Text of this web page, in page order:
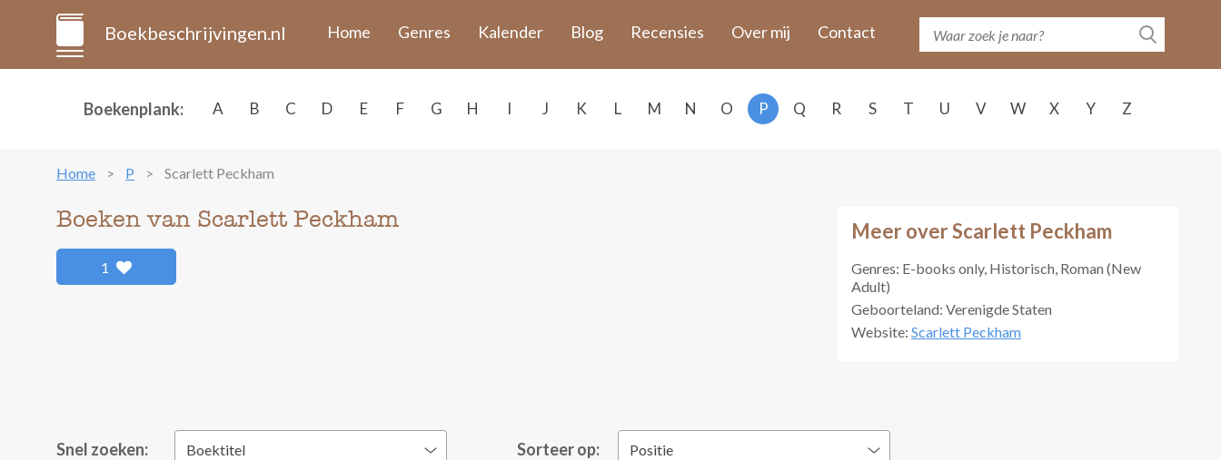
Boekbeschrijvingen.nl Home Genres Kalender Blog Recensies Over mij Contact
Boekenplank: A B C D E F G H I J K L M N O P Q R S T U V W X Y Z
Home P Scarlett Peckham
Meer over Scarlett Peckham
Genres: E-books only, Historisch, Roman (New
Adult)
Geboorteland: Verenigde Staten
Website: Scarlett Peckham
Boeken van Scarlett Peckham
1
Snel zoeken: Boektitel Sorteer op: Positie